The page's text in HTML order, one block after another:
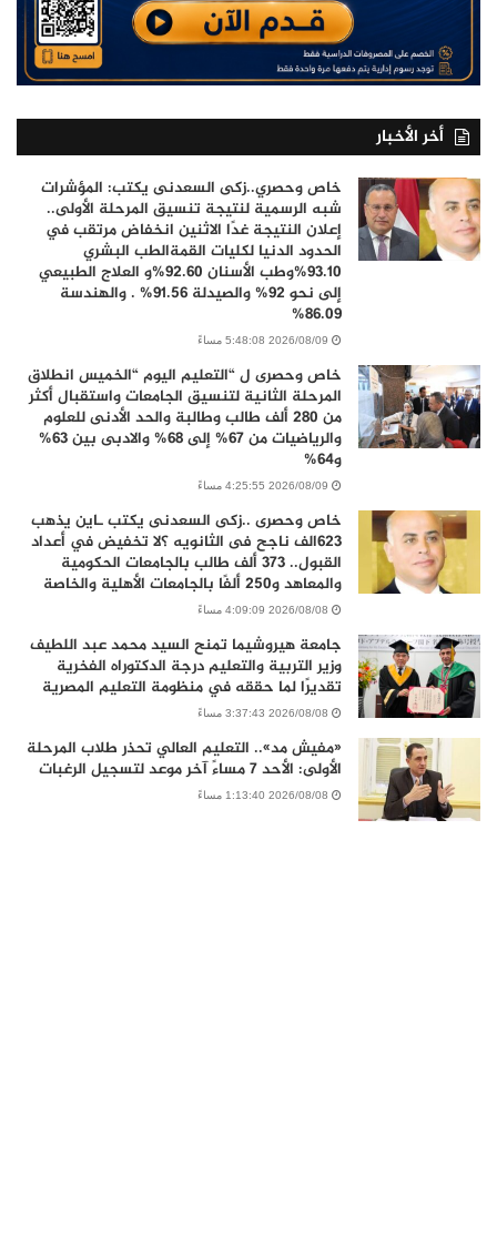
أخر الأخبار
خاص وحصري..زكى السعدنى يكتب: المؤشرات
شبه الرسمية لنتيجة تنسيق المرحلة الأولى..
إعلان النتيجة غدًا الاثنين انخفاض مرتقب في
الحدود الدنيا لكليات القمةالطب البشري
93.10%وطب الأسنان 92.60%و العلاج الطبيعي
إلى نحو 92% والصيدلة 91.56% . والهندسة
86.09%
2026/08/09 5:48:08 مساءً
خاص وحصرى ل “التعليم اليوم “الخميس انطلاق
المرحلة الثانية لتنسيق الجامعات واستقبال أكثر
من 280 ألف طالب وطالبة والحد الأدنى للعلوم
والرياضيات من 67% إلى 68% والادبى بين 63%
و64%
2026/08/09 4:25:55 مساءً
خاص وحصرى ..زكى السعدنى يكتب ـاين يذهب
٦٢٣الف ناجح فى الثانويه ؟لا تخفيض في أعداد
القبول.. 373 ألف طالب بالجامعات الحكومية
والمعاهد و250 ألفًا بالجامعات الأهلية والخاصة
2026/08/08 4:09:09 مساءً
جامعة هيروشيما تمنح السيد محمد عبد اللطيف
وزير التربية والتعليم درجة الدكتوراه الفخرية
تقديرًا لما حققه في منظومة التعليم المصرية
2026/08/08 3:37:43 مساءً
«مفيش مد».. التعليم العالي تحذر طلاب المرحلة
الأولى: الأحد 7 مساءً آخر موعد لتسجيل الرغبات
2026/08/08 1:13:40 مساءً